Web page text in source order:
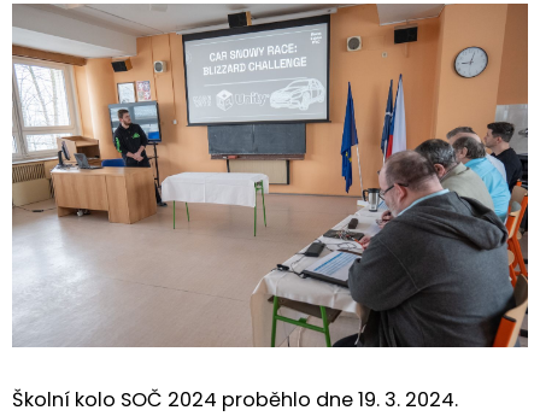
Školní kolo SOČ 2024 proběhlo dne 19. 3. 2024.